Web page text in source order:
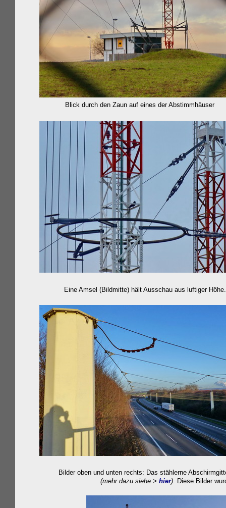
Blick durch den Zaun auf eines der Abstimmhäuser
Eine Amsel (Bildmitte) hält Ausschau aus luftiger
Bilder oben und unten rechts: Das stählerne
(mehr dazu siehe > hier). Diese Bilder